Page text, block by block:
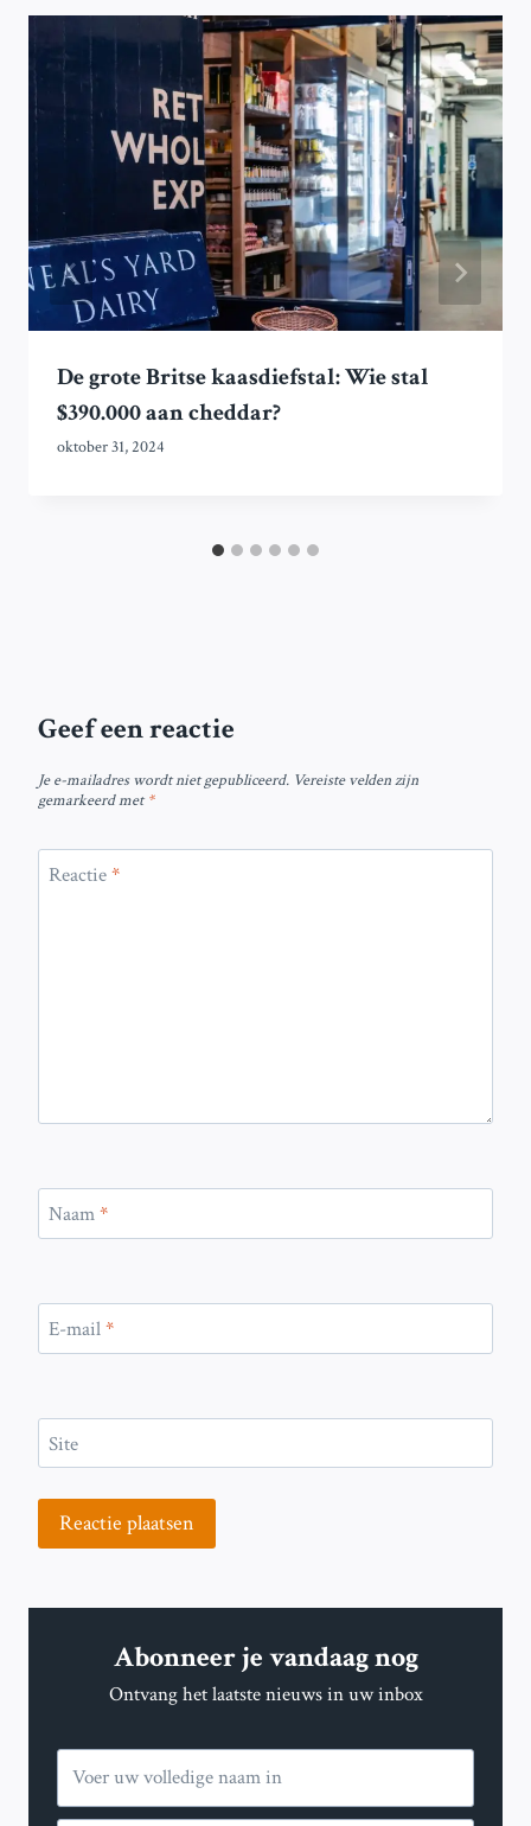
De grote Britse kaasdiefstal: Wie stal
$390.000 aan cheddar?
oktober 31, 2024
Geef een reactie
Je e-mailadres wordt niet gepubliceerd. Vereiste velden zijn
gemarkeerd met*
Reactie*
Naam*
E-mail*
Site
Abonneer je vandaag nog
Ontvang het laatste nieuws in uw inbox